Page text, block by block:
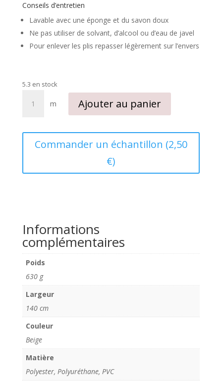
Conseils d’entretien
Lavable avec une éponge et du savon doux
Ne pas utiliser de solvant, d’alcool ou d’eau de javel
Pour enlever les plis repasser légèrement sur l’envers
5.3 en stock
m Ajouter au panier
Commander un échantillon (2,50
€)
Informations
complémentaires
Poids
630 g
Largeur
140 cm
Couleur
Beige
Matière
Polyester, Polyuréthane, PVC